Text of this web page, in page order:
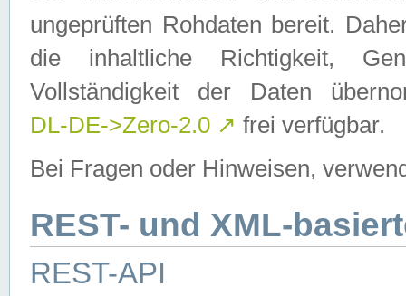
ungeprüften Rohdaten bereit.
die inhaltliche Richtigkeit,
Vollständigkeit der Daten
DL-DE->Zero-2.0 ↗ frei verfügbar.
Bei Fragen oder Hinweisen,
REST- und XML-
REST-API